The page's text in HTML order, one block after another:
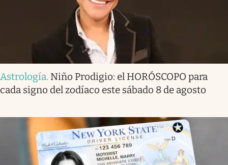
Astrología. Niño Prodigio: el HORÓSCOPO para
cada signo del zodíaco este sábado 8 de agosto